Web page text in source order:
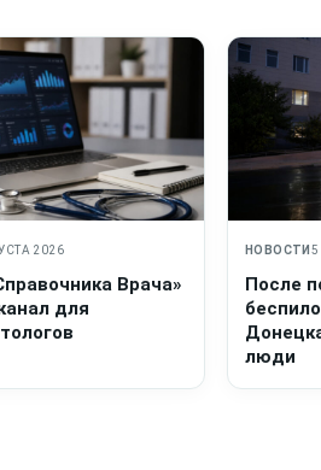
2026
Врача»
для
НОВОСТИ 5
После
люди